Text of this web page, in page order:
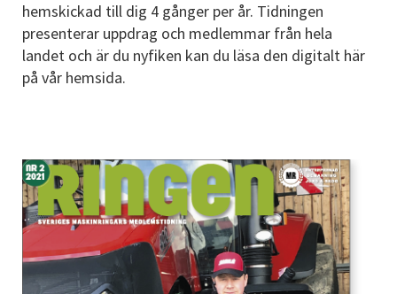
hemskickad till dig 4 gånger per år. Tidningen
presenterar uppdrag och medlemmar från hela
landet och är du nyfiken kan du läsa den digitalt här
på vår hemsida.